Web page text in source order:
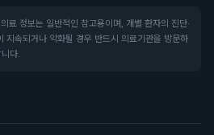
료 정보는 일반적인 참고용이며, 개별 환자의 진단·
지속되거나 악화될 경우 반드시 의료기관을 방문하
다.